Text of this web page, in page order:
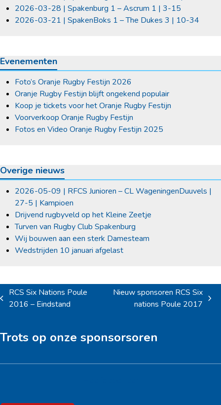
2026-03-28 | Spakenburg 1 – Ascrum 1 | 3-15
2026-03-21 | SpakenBoks 1 – The Dukes 3 | 10-34
Evenementen
Foto’s Oranje Rugby Festijn 2026
Oranje Rugby Festijn blijft ongekend populair
Koop je tickets voor het Oranje Rugby Festijn
Voorverkoop Oranje Rugby Festijn
Fotos en Video Oranje Rugby Festijn 2025
Overige nieuws
2026-05-09 | RFCS Junioren – CL WageningenDuuvels |
27-5 | Kampioen
Drijvend rugbyveld op het Kleine Zeetje
Turven van Rugby Club Spakenburg
Wij bouwen aan een sterk Damesteam
Wedstrijden 10 januari afgelast
previous
RCS Six Nations Poule
2016 – Eindstand
Nieuw sponsoren RCS Six
nations Poule 2017
Trots op onze sponsorsoren